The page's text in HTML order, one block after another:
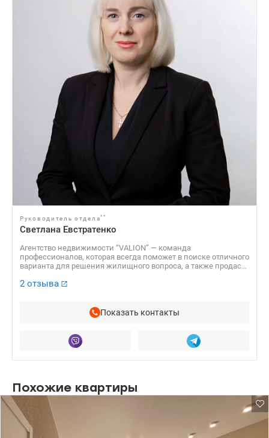
Руководитель отдела**
Светлана Евстратенко
Агентство недвижимости “VALION” — команда
профессионалов, которая всегда поможет в поиске отличного
варианта для решения жилищного вопроса, а также продаст
2 отзыва
Показать контакты
Похожие квартиры